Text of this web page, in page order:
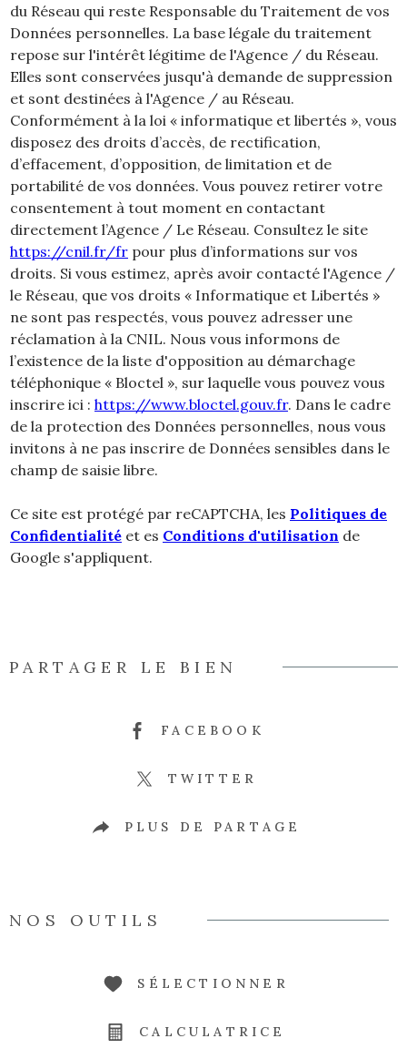
du Réseau qui reste Responsable du Traitement de vos
Données personnelles. La base légale du traitement
repose sur l'intérêt légitime de l'Agence / du Réseau.
Elles sont conservées jusqu'à demande de suppression
et sont destinées à l'Agence / au Réseau.
Conformément à la loi « informatique et libertés », vous
disposez des droits d’accès, de rectification,
d’effacement, d’opposition, de limitation et de
portabilité de vos données. Vous pouvez retirer votre
consentement à tout moment en contactant
directement l’Agence / Le Réseau. Consultez le site
https://cnil.fr/fr pour plus d’informations sur vos
droits. Si vous estimez, après avoir contacté l'Agence /
le Réseau, que vos droits « Informatique et Libertés »
ne sont pas respectés, vous pouvez adresser une
réclamation à la CNIL. Nous vous informons de
l’existence de la liste d'opposition au démarchage
téléphonique « Bloctel », sur laquelle vous pouvez vous
inscrire ici : https://www.bloctel.gouv.fr. Dans le cadre
de la protection des Données personnelles, nous vous
invitons à ne pas inscrire de Données sensibles dans le
champ de saisie libre.
Ce site est protégé par reCAPTCHA, les Politiques de
Confidentialité et es Conditions d'utilisation de
Google s'appliquent.
PARTAGER LE BIEN
FACEBOOK
TWITTER
PLUS DE PARTAGE
NOS OUTILS
SÉLECTIONNER
CALCULATRICE